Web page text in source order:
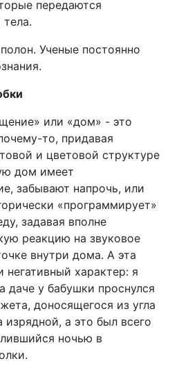
передаются
Ученые постоянно
или «дом» - это
то, придавая
и цветовой структуре
дом имеет
забывают напрочь, или
«программирует»
задавая вполне
реакцию на звуковое
внутри дома. А эта
характер: я
даче у бабушки проснулся
доносящегося из угла
а это был всего
ночью в